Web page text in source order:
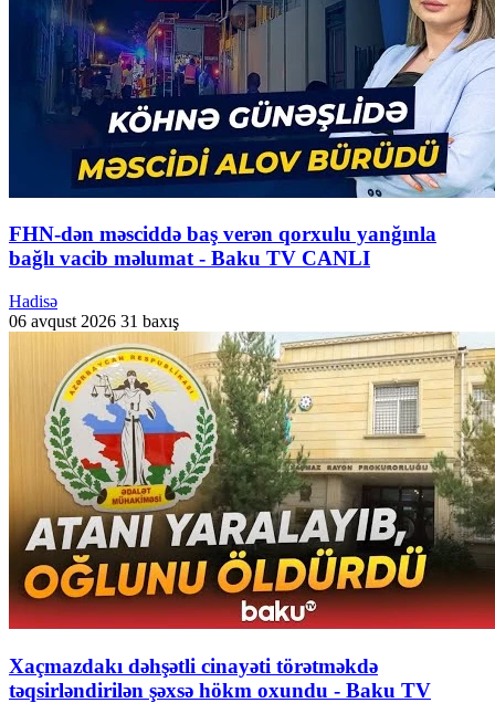
FHN-dən məsciddə baş verən qorxulu yanğınla
bağlı vacib məlumat - Baku TV CANLI
Hadisə
06 avqust 2026 31 baxış
Xaçmazdakı dəhşətli cinayəti törətməkdə
təqsirləndirilən şəxsə hökm oxundu - Baku TV